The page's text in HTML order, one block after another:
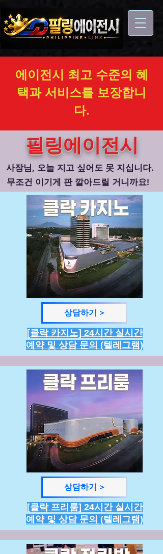
에이전시 최고 수준의 혜
택과 서비스를 보장합니
다.
필링에이전시
사장님, 오늘 지고 싶어도 못 지십니다.
무조건 이기게 판 깔아드릴 거니까요!
상담하기 >
[클락 카지노] 24시간 실시간
예약 및 상담 문의 (텔레그램)
상담하기 >
[클락 프리룸] 24시간 실시간
예약 및 상담 문의 (텔레그램)